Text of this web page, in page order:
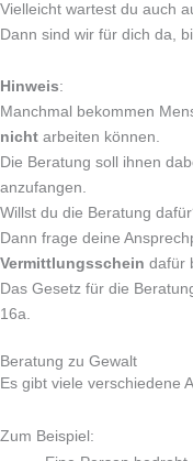
Vielleicht wartest du auch
Dann sind wir für dich da,
Hinweis:
Manchmal bekommen
nicht arbeiten können.
Die Beratung soll ihnen
anzufangen.
Willst du die Beratung
Dann frage deine
Vermittlungsschein dafür
Das Gesetz für die
16a.
Beratung zu Gewalt
Es gibt viele verschiedene
Zum Beispiel: